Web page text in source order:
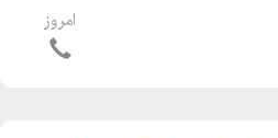
و شیمیایی خاص خود، در ساخت ابزارهای
برشی و قالبسازی به کار میرود. این فولاد
امروز